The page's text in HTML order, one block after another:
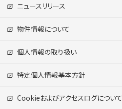
ニュースリリース
物件情報について
個人情報の取り扱い
特定個人情報基本方針
Cookieおよびアクセスログについて